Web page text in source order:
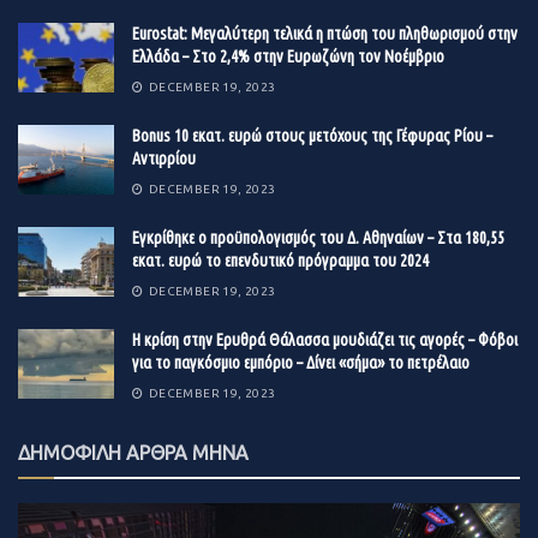
καινοτόμους που δημιουργούν βιώσιμες προσεγγίσεις
και λύσεις για τις επόμενες γενιές – εστιάζοντας στην
τομείς της γεωργίας, της ενέργειας και των κατασκευών
και, σύμφωνα με τα Ηνωμένα Έθνη, ένας από τους 50
ηγέτες στον κόσμο για την αειφορία και το κλίμα, RWZ
(Raiffeisen Waren-Zentrale Rhein-Main eG), το
οικογενειακό γραφείο Corecam Συμμετέχουν η Capital
Partners (Pte Ltd.) και καταξιωμένοι επιχειρηματικοί
Η Neggst, η οποία ιδρύθηκε το 2021, αναπτύχθηκε από
Eurostat: Μεγαλύτερη τελικά η πτώση του πληθωρισμού στην
Ελλάδα – Στο 2,4% στην Ευρωζώνη τον Νοέμβριο
DECEMBER 19, 2023
Βonus 10 εκατ. ευρώ στους μετόχους της Γέφυρας Ρίου –
Αντιρρίου
DECEMBER 19, 2023
Εγκρίθηκε ο προϋπολογισμός του Δ. Αθηναίων – Στα 180,55
εκατ. ευρώ το επενδυτικό πρόγραμμα του 2024
DECEMBER 19, 2023
Η κρίση στην Ερυθρά Θάλασσα μουδιάζει τις αγορές – Φόβοι
για το παγκόσμιο εμπόριο – Δίνει «σήμα» το πετρέλαιο
DECEMBER 19, 2023
ΔΗΜΟΦΙΛΗ ΑΡΘΡΑ ΜΗΝΑ